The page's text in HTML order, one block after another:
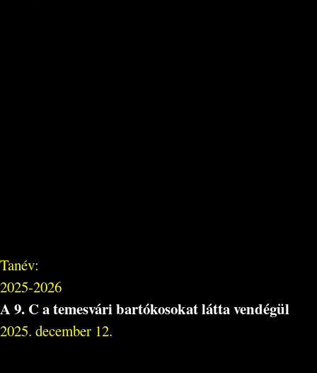
Tanév:
2025-2026
A 9. C a temesvári bartókosokat látta vendégül
2025. december 12.